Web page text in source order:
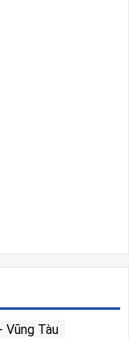
Vũng Tàu